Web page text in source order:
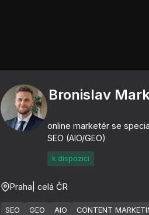
Bronislav
online marketér se
SEO (AIO/GEO)
k dispozici
Praha | celá ČR
SEO GEO AIO
CONTENT